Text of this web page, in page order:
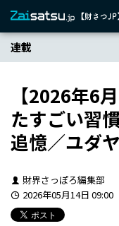
連載
【2026年6
たすごい習
追憶／ユダ
財界さっぽろ編集部
2026年05月14日 09:00